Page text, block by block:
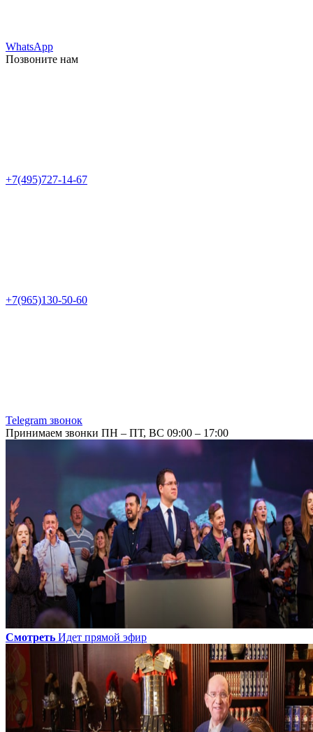
WhatsApp
Позвоните нам
+7(495)727-14-67
+7(965)130-50-60
Telegram звонок
Принимаем звонки ПН – ПТ, ВС 09:00 – 17:00
Смотреть Идет прямой эфир